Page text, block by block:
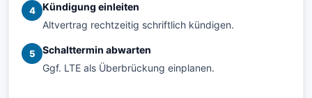
4
Kündigung einleiten
Altvertrag rechtzeitig schriftlich kündigen.
5
Schalttermin abwarten
Ggf. LTE als Überbrückung einplanen.